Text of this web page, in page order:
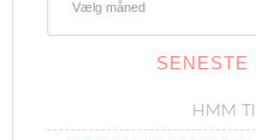
SENESTE
HMM